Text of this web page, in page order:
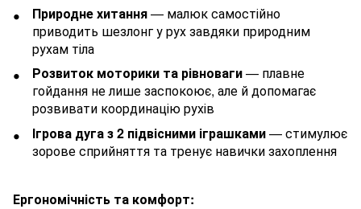
Природне хитання— малюк самостійно
приводить шезлонг у рух завдяки природним
рухам тіла
Розвиток моторики та рівноваги— плавне
гойдання не лише заспокоює, але й допомагає
розвивати координацію рухів
Ігрова дуга з 2 підвісними іграшками— стимулює
зорове сприйняття та тренує навички захоплення
Ергономічність та комфорт: